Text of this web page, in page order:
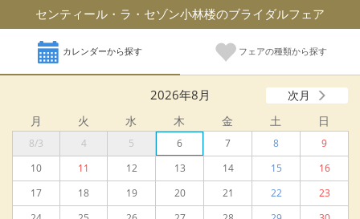
センティール・ラ・セゾン小林楼のブライダルフェア
カレンダーから探す フェアの種類から探す
2026年8月
次月
月
火 水 木 金 土 日
8/3 4 5 6 7 8
9
10
11 12 13 14 15
16
17
18 19 20 21 22
23